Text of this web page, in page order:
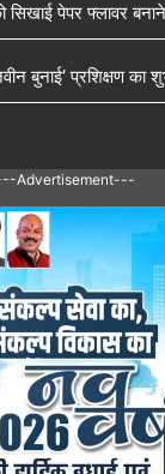
पेपर फ्लावर
बुनाई’ प्रशिक्षण का
Advertisement---